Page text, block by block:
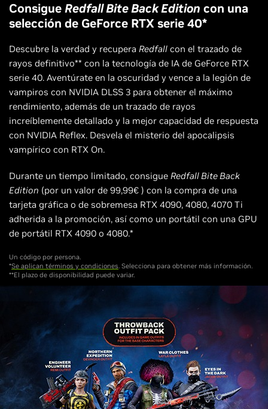
ConsigueRedfall Bite Back Edition con una
selección de GeForce RTX serie 40*
Descubre la verdad y recupera Redfall con el trazado de
rayos definitivo** con la tecnología de IA de GeForce RTX
serie 40. Aventúrate en la oscuridad y vence a la legión de
vampiros con NVIDIA DLSS 3 para obtener el máximo
rendimiento, además de un trazado de rayos
increíblemente detallado y la mejor capacidad de respuesta
con NVIDIA Reflex. Desvela el misterio del apocalipsis
vampírico con RTX On.
Durante un tiempo limitado, consigue Redfall Bite Back
Edition (por un valor de 99,99€ ) con la compra de una
tarjeta gráfica o de sobremesa RTX 4090, 4080, 4070 Ti
adherida a la promoción, así como un portátil con una GPU
de portátil RTX 4090 o 4080.*
Un código por persona.
*Se aplican términos y condiciones. Selecciona para obtener más información.
**El plazo de disponibilidad puede variar.